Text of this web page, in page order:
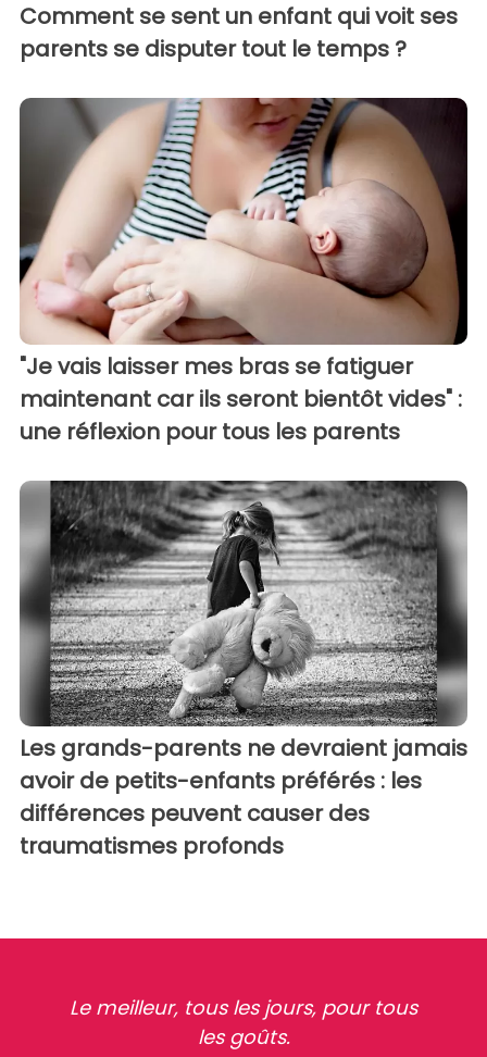
Comment se sent un enfant qui voit ses
parents se disputer tout le temps ?
"Je vais laisser mes bras se fatiguer
maintenant car ils seront bientôt vides" :
une réflexion pour tous les parents
Les grands-parents ne devraient jamais
avoir de petits-enfants préférés : les
différences peuvent causer des
traumatismes profonds
Le meilleur, tous les jours, pour tous
les goûts.